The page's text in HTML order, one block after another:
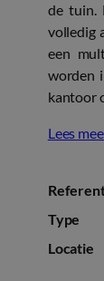
de tuin.
volledig
een
worden
kantoor
Lees
Type
Locatie